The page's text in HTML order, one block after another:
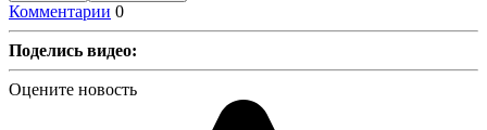
Комментарии 0
Поделись видео:
Оцените новость